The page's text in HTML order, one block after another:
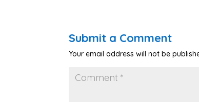
Submit a Comment
Your email address will not be